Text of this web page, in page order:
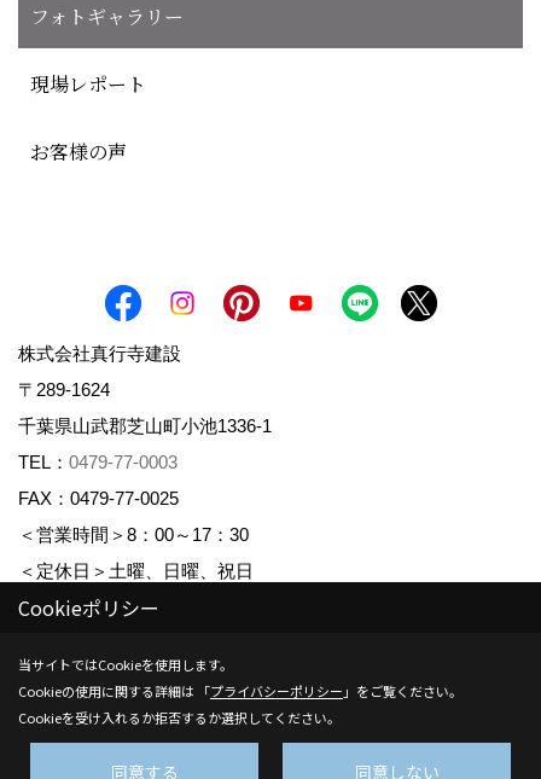
フォトギャラリー
現場レポート
お客様の声
株式会社真行寺建設
〒289-1624
千葉県山武郡芝山町小池1336-1
TEL： 0479-77-0003
FAX：0479-77-0025
＜営業時間＞8：00～17：30
＜定休日＞土曜、日曜、祝日
Copyright (c) Shingyojikensetsu. All Rights Reserved.
Produced byゴデスクリエイト
_
Cookieポリシー
当サイトではCookieを使用します。
Cookieの使用に関する詳細は 「プライバシーポリシー 」をご覧ください。
Cookieを受け入れるか拒否するか選択してください。
同意する 同意しない